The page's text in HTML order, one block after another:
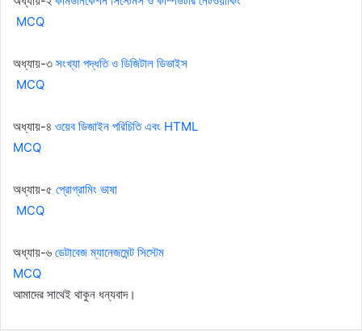
MCQ
অধ্যায়-৩ সংখ্যা পদ্ধতি ও ডিজিটাল ডিভাইস
MCQ
অধ্যায়-৪ ওয়েব ডিজাইন পরিচিতি এবং HTML
MCQ
অধ্যায়-৫ প্রোগ্রামিং ভাষা
MCQ
অধ্যায়-৬ ডেটাবেজ ম্যানেজমেন্ট সিস্টেম
MCQ
আমাদের সাথেই থাকুন ধন্যবাদ।